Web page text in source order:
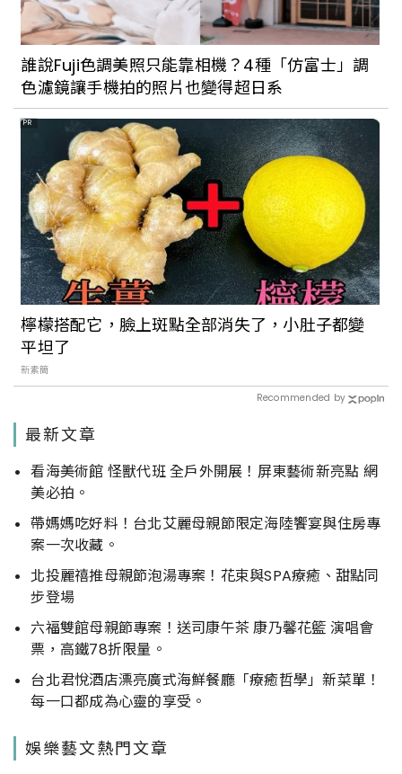
誰說Fuji色調美照只能靠相機？4種「仿富士」調
色濾鏡讓手機拍的照片也變得超日系
PR
檸檬搭配它，臉上斑點全部消失了，小肚子都變
平坦了
新素簡
Recommended by
最新文章
看海美術館 怪獸代班 全戶外開展！屏東藝術新亮點 網
美必拍。
帶媽媽吃好料！台北艾麗母親節限定海陸饗宴與住房專
案一次收藏。
北投麗禧推母親節泡湯專案！花束與SPA療癒、甜點同
步登場
六福雙館母親節專案！送司康午茶 康乃馨花籃 演唱會
票，高鐵78折限量。
台北君悅酒店漂亮廣式海鮮餐廳「療癒哲學」新菜單！
每一口都成為心靈的享受。
娛樂藝文熱門文章